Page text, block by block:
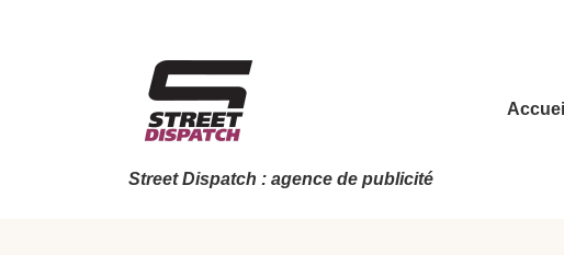
Street Dispatch : agence de publicité
Main
Accueil